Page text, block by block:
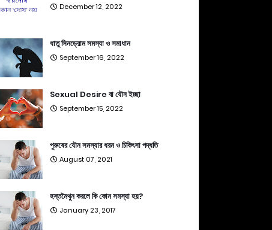
December 12, 2022
ধাতু সিনড্রোম সমস্যা ও সমাধান
September 16, 2022
Sexual Desire বা যৌন ইচ্ছা
September 15, 2022
পুরুষের যৌন সমস্যার ধরন ও চিকিৎসা পদ্ধতি
August 07, 2021
হস্তমৈথুন করলে কি কোন সমস্যা হয়?
January 23, 2017